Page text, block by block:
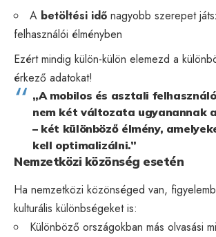
A betöltési idő nagyobb szerepet
felhasználói élményben
Ezért mindig külön-külön elemezd a
érkező adatokat!
„A mobilos és asztali
nem két változata ugyanannak
– két különböző élmény,
kell optimalizálni.”
Nemzetközi közönség esetén
Ha nemzetközi közönséged van,
kulturális különbségeket is:
Különböző országokban más olvasási